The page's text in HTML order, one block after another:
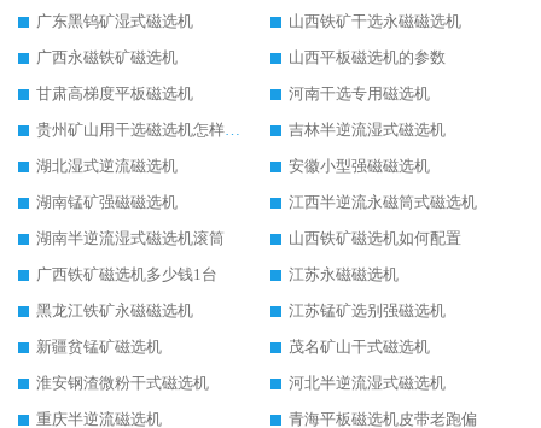
广东黑钨矿湿式磁选机
山西铁矿干选永磁磁选机
广西永磁铁矿磁选机
山西平板磁选机的参数
甘肃高梯度平板磁选机
河南干选专用磁选机
贵州矿山用干选磁选机怎样调磁
吉林半逆流湿式磁选机
湖北湿式逆流磁选机
安徽小型强磁磁选机
湖南锰矿强磁磁选机
江西半逆流永磁筒式磁选机
湖南半逆流湿式磁选机滚筒
山西铁矿磁选机如何配置
广西铁矿磁选机多少钱1台
江苏永磁磁选机
黑龙江铁矿永磁磁选机
江苏锰矿选别强磁选机
新疆贫锰矿磁选机
茂名矿山干式磁选机
淮安钢渣微粉干式磁选机
河北半逆流湿式磁选机
重庆半逆流磁选机
青海平板磁选机皮带老跑偏